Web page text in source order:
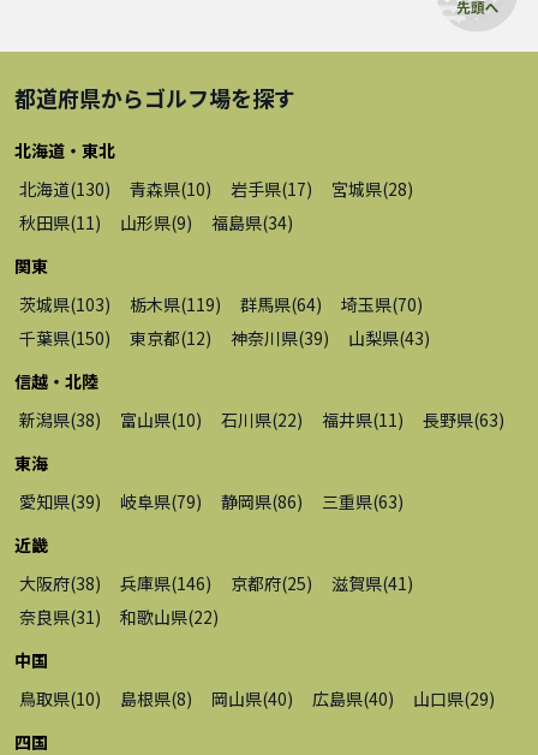
都道府県からゴルフ場を探す
北海道・東北
北海道(130) 青森県(10) 岩手県(17) 宮城県(28)
秋田県(11 ) 山形県(9) 福島県(34)
関東
茨城県(103) 栃木県(119) 群馬県(64) 埼玉県(70)
千葉県(150) 東京都(12) 神奈川県(39) 山梨県(43)
信越・北陸
新潟県(38) 富山県(10) 石川県(22) 福井県(11 ) 長野県(63)
東海
愛知県(39) 岐阜県(79) 静岡県(86) 三重県(63)
近畿
大阪府(38) 兵庫県(146) 京都府(25) 滋賀県(41 )
奈良県(31 ) 和歌山県(22)
中国
鳥取県(10) 島根県(8) 岡山県(40) 広島県(40) 山口県(29)
四国